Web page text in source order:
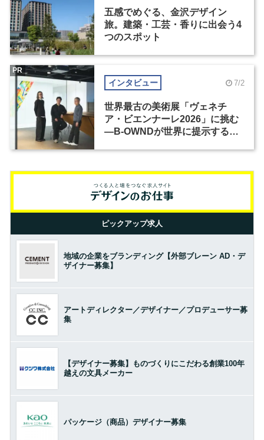
五感でめぐる、金沢デザイン
旅。建築・工芸・香りに出会う4
つのスポット
インタビュー 7/2
世界最古の美術展「ヴェネチ
ア・ビエンナーレ2026」に挑む
―B-OWNDが世界に提示する美
PR
ピックアップ求人
地域の企業をブランディング【外部ブレーン AD・デ
ザイナー募集】
アートディレクター／デザイナー／プロデューサー募
集
【デザイナー募集】ものづくりにこだわる創業100年
越えの文具メーカー
パッケージ（商品）デザイナー募集